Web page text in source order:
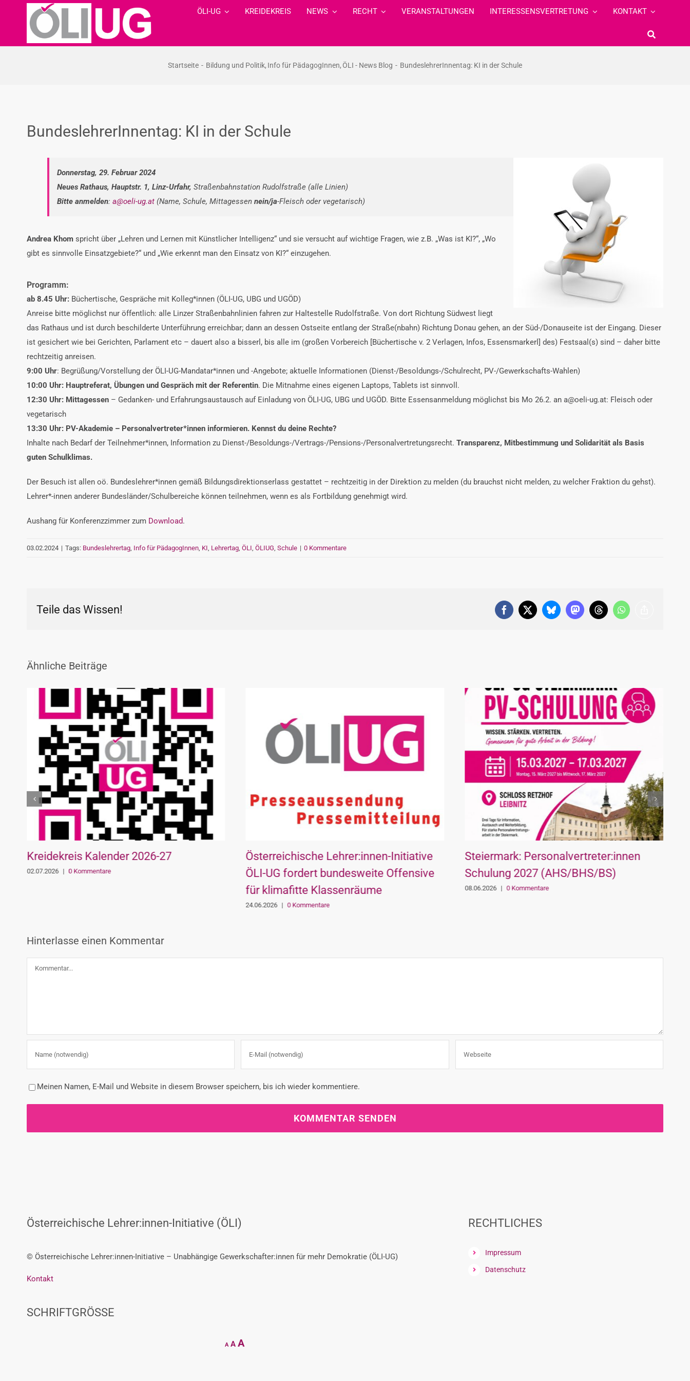
ÖLI-UG KREIDEKREIS NEWS RECHT VERANSTALTUNGEN INTERESSENSVERTRETUNG KONTAKT
Startseite Bildung und Politik Info für PädagogInnen ÖLI - News Blog BundeslehrerInnentag: KI in der Schule
BundeslehrerInnentag: KI in der Schule
Donnerstag, 29. Februar 2024
Neues Rathaus, Hauptstr. 1, Linz-Urfahr, Straßenbahnstation Rudolfstraße (alle Linien)
Bitte anmelden: a@oeli-ug.at (Name, Schule, Mittagessen nein/ja-Fleisch oder vegetarisch)
Andrea Khom spricht über „Lehren und Lernen mit Künstlicher Intelligenz“ und sie versucht auf wichtige Fragen, wie z.B. „Was ist KI?“, „Wo
gibt es sinnvolle Einsatzgebiete?“ und „Wie erkennt man den Einsatz von KI?“ einzugehen.
Programm:
ab 8.45 Uhr: Büchertische, Gespräche mit Kolleg*innen (ÖLI-UG, UBG und UGÖD)
Anreise bitte möglichst nur öffentlich: alle Linzer Straßenbahnlinien fahren zur Haltestelle Rudolfstraße. Von dort Richtung Südwest liegt
das Rathaus und ist durch beschilderte Unterführung erreichbar; dann an dessen Ostseite entlang der Straße(nbahn) Richtung Donau gehen, an der Süd-/Donauseite ist der Eingang. Dieser
ist gesichert wie bei Gerichten, Parlament etc – dauert also a bisserl, bis alle im (großen Vorbereich [Büchertische v. 2 Verlagen, Infos, Essensmarkerl] des) Festsaal(s) sind – daher bitte
rechtzeitig anreisen.
9:00 Uhr: Begrüßung/Vorstellung der ÖLI-UG-Mandatar*innen und -Angebote; aktuelle Informationen (Dienst-/Besoldungs-/Schulrecht, PV-/Gewerkschafts-Wahlen)
10:00 Uhr: Hauptreferat, Übungen und Gespräch mit der Referentin. Die Mitnahme eines eigenen Laptops, Tablets ist sinnvoll.
12:30 Uhr: Mittagessen – Gedanken- und Erfahrungsaustausch auf Einladung von ÖLI-UG, UBG und UGÖD. Bitte Essensanmeldung möglichst bis Mo 26.2. an a@oeli-ug.at: Fleisch oder
vegetarisch
13:30 Uhr: PV-Akademie – Personalvertreter*innen informieren. Kennst du deine Rechte?
Inhalte nach Bedarf der Teilnehmer*innen, Information zu Dienst-/Besoldungs-/Vertrags-/Pensions-/Personalvertretungsrecht. Transparenz, Mitbestimmung und Solidarität als Basis
guten Schulklimas.
Der Besuch ist allen oö. Bundeslehrer*innen gemäß Bildungsdirektionserlass gestattet – rechtzeitig in der Direktion zu melden (du brauchst nicht melden, zu welcher Fraktion du gehst).
Lehrer*-innen anderer Bundesländer/Schulbereiche können teilnehmen, wenn es als Fortbildung genehmigt wird.
Aushang für Konferenzzimmer zum Download.
03.02.2024 | Tags: Bundeslehrertag, Info für PädagogInnen, KI, Lehrertag, ÖLI, ÖLIUG, Schule | 0 Kommentare
Teile das Wissen! Facebook
X BlueskyMastodonThreadsWhatsApp
Ähnliche Beiträge
Kreidekreis Kalender 2026-27
02.07.2026 | 0 Kommentare
Österreichische Lehrer:innen-Initiative
ÖLI-UG fordert bundesweite Offensive
für klimafitte Klassenräume
24.06.2026 | 0 Kommentare
Steiermark: Personalvertreter:innen
Schulung 2027 (AHS/BHS/BS)
08.06.2026 | 0 Kommentare
Hinterlasse einen Kommentar
Kommentar
Meinen Namen, E-Mail und Website in diesem Browser speichern, bis ich wieder kommentiere.
Österreichische Lehrer:innen-Initiative (ÖLI)
© Österreichische Lehrer:innen-Initiative – Unabhängige Gewerkschafter:innen für mehr Demokratie (ÖLI-UG)
Kontakt
SCHRIFTGRÖSSE
A
font
A Reset
AIncrease
RECHTLICHES
Impressum
Datenschutz